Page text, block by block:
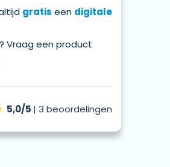
gratis een digitale
Vraag een product
5,0/5 | 3 beoordelingen